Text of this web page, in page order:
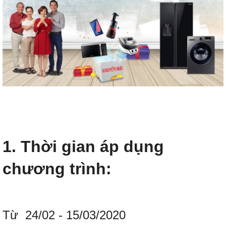
1. Thời gian áp dụng
chương trình:
Từ 24/02 - 15/03/2020